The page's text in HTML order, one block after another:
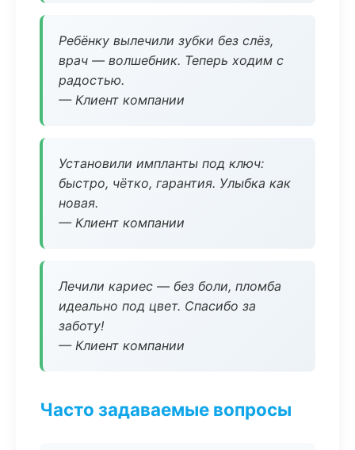
Ребёнку вылечили зубки без слёз,
врач — волшебник. Теперь ходим с
радостью.
— Клиент компании
Установили импланты под ключ:
быстро, чётко, гарантия. Улыбка как
новая.
— Клиент компании
Лечили кариес — без боли, пломба
идеально под цвет. Спасибо за
заботу!
— Клиент компании
Часто задаваемые вопросы